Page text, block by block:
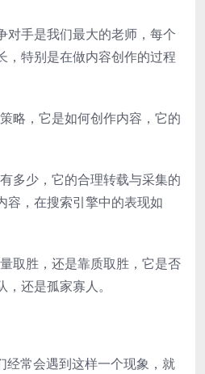
对手是我们最大的老师，每个
，特别是在做内容创作的过程
略，它是如何创作内容，它的
多少，它的合理转载与采集的
容，在搜索引擎中的表现如
取胜，还是靠质取胜，它是否
还是孤家寡人。
经常会遇到这样一个现象，就